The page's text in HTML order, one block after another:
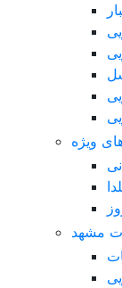
ویژه
مشهد